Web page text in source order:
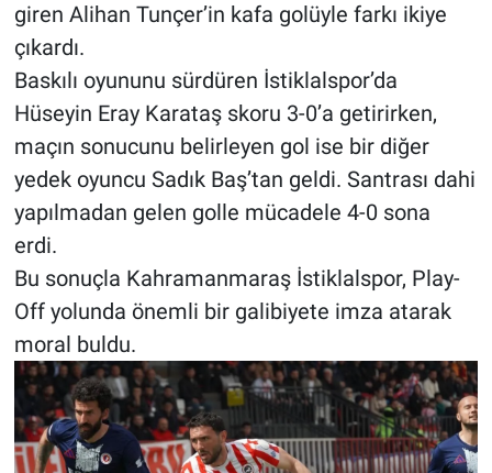
giren Alihan Tunçer’in kafa golüyle farkı ikiye
çıkardı.
Baskılı oyununu sürdüren İstiklalspor’da
Hüseyin Eray Karataş skoru 3-0’a getirirken,
maçın sonucunu belirleyen gol ise bir diğer
yedek oyuncu Sadık Baş’tan geldi. Santrası dahi
yapılmadan gelen golle mücadele 4-0 sona
erdi.
Bu sonuçla Kahramanmaraş İstiklalspor, Play-
Off yolunda önemli bir galibiyete imza atarak
moral buldu.